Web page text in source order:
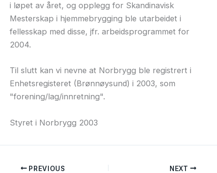
i løpet av året, og opplegg for Skandinavisk
Mesterskap i hjemmebrygging ble utarbeidet i
fellesskap med disse, jfr. arbeidsprogrammet for
2004.
Til slutt kan vi nevne at Norbrygg ble registrert i
Enhetsregisteret (Brønnøysund) i 2003, som
"forening/lag/innretning".
Styret i Norbrygg 2003
PREVIOUS NEXT